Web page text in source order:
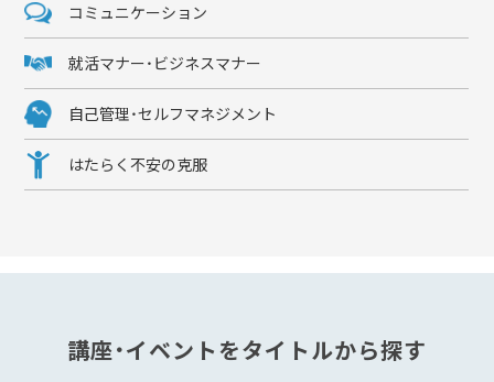
コミュニケーション
就活マナー・ビジネスマナー
自己管理・セルフマネジメント
はたらく不安の克服
講座・イベントをタイトルから探す